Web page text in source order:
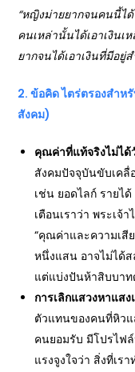
“หญิงม่ายยากจนคนนี้ได้
คนเหล่านั้นได้เอาเงิน
ยากจนได้เอาเงินที่มีอยู่
2.ข้อคิด ไตร่ตรองสำ
สังคม)
คุณค่าที่แท้จริงไม่ไ
สังคมปัจจุบันขับเค
เช่น ยอดไลก์ รายไ
เตือนเราว่า พระเจ้
“คุณค่าและความเสี
หนึ่งแสน อาจไม่ได้ส
แต่แบ่งปันห้าสิบบาท
การเลิกแสวงหาแส
ตัวแทนของคนที่หิวแ
คนยอมรับ มีโปรไฟล์
แรงจูงใจว่า สิ่งที่เร